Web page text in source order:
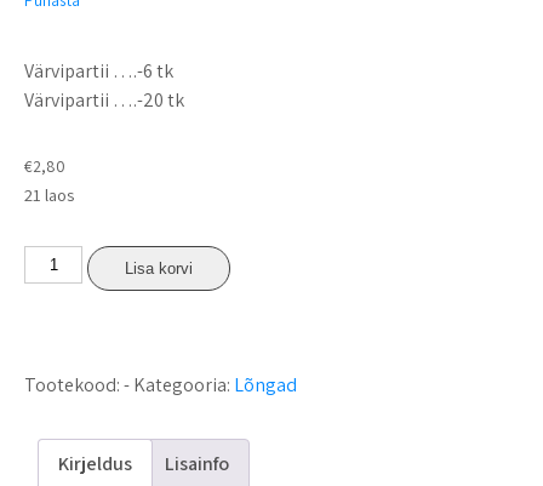
Värvipartii ….-6 tk
Värvipartii ….-20 tk
€2,80
21 laos
Lisa korvi
Tootekood:-Kategooria: Lõngad
Kirjeldus Lisainfo